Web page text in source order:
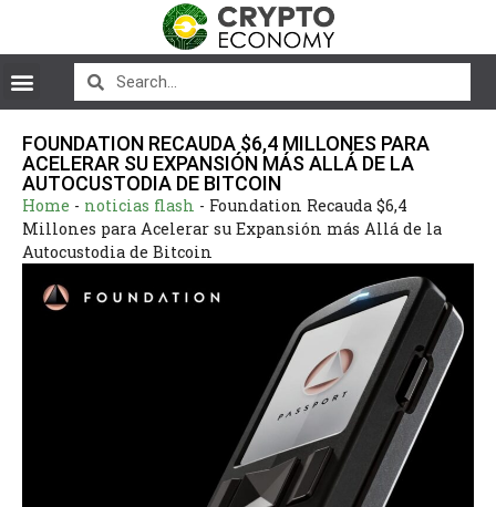
FOUNDATION RECAUDA $6,4 MILLONES PARA
ACELERAR SU EXPANSIÓN MÁS ALLÁ DE LA
AUTOCUSTODIA DE BITCOIN
Home - noticias flash - Foundation Recauda $6,4
Millones para Acelerar su Expansión más Allá de la
Autocustodia de Bitcoin